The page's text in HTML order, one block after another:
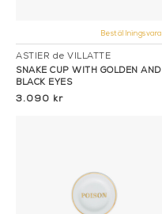
Beställningsvara
ASTIER de VILLATTE
SNAKE CUP WITH GOLDEN AND
BLACK EYES
3.090 kr